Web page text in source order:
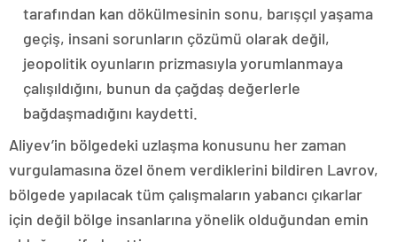
tarafından kan dökülmesinin sonu, barışçıl yaşama
geçiş, insani sorunların çözümü olarak değil,
jeopolitik oyunların prizmasıyla yorumlanmaya
çalışıldığını, bunun da çağdaş değerlerle
bağdaşmadığını kaydetti.
Aliyev’in bölgedeki uzlaşma konusunu her zaman
vurgulamasına özel önem verdiklerini bildiren Lavrov,
bölgede yapılacak tüm çalışmaların yabancı çıkarlar
için değil bölge insanlarına yönelik olduğundan emin